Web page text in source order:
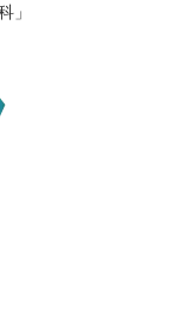
」